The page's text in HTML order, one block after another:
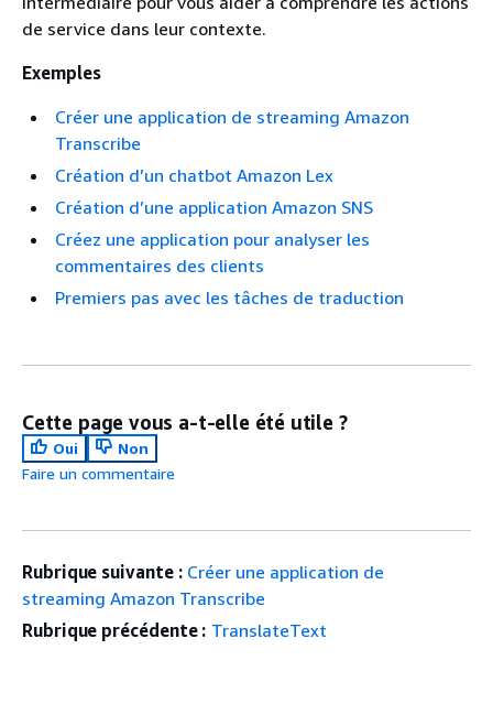
de service dans leur contexte.
Exemples
Créer une application de streaming Amazon
Transcribe
Création d’un chatbot Amazon Lex
Création d’une application Amazon SNS
Créez une application pour analyser les
commentaires des clients
Premiers pas avec les tâches de traduction
Cette page vous a-t-elle été utile ?
Oui
Non
Faire un commentaire
Rubrique suivante : Créer une application de
streaming Amazon Transcribe
Rubrique précédente : TranslateText